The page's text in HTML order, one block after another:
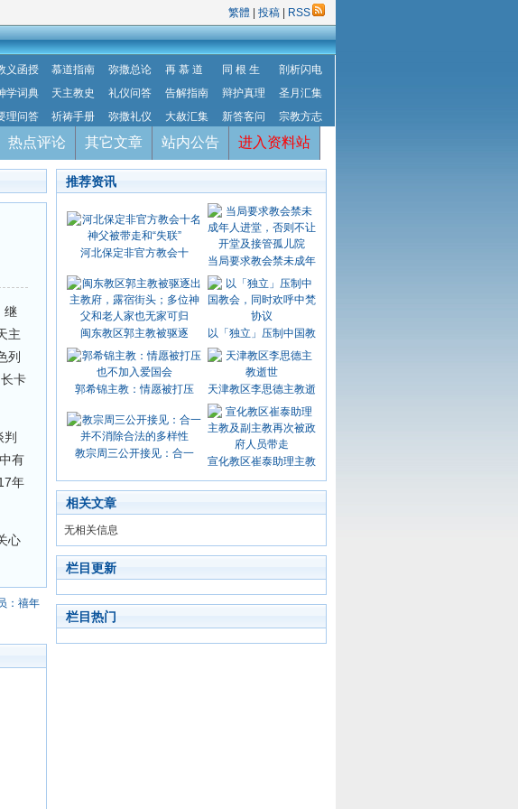
繁體 投稿 RSS
义函授 慕道指南 弥撒总论 再 慕 道 同 根 生
剖析闪电
学词典 天主教史 礼仪问答 告解指南 辩护真理
圣月汇集
理问答 祈祷手册 弥撒礼仪 大赦汇集 新答客问 宗教方志
热点评论 其它文章 站内公告 进入资料站
继
主
列
卡
有
年
心
：禧年
推荐资讯
河北保定非官方教会十
当局要求教会禁未成年
闽东教区郭主教被驱逐 以「独立」压制中国教
郭希锦主教：情愿被打压 天津教区李思德主教逝
教宗周三公开接见：合一
宣化教区崔泰助理主教
相关文章
无相关信息
栏目更新
栏目热门